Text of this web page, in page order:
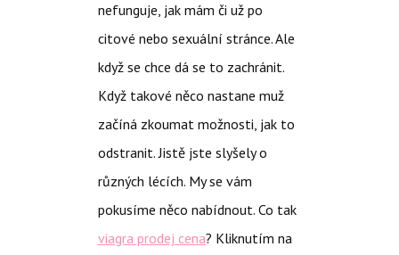
nefunguje, jak mám či už po
citové nebo sexuální stránce. Ale
když se chce dá se to zachránit.
Když takové něco nastane muž
začíná zkoumat možnosti, jak to
odstranit. Jistě jste slyšely o
různých lécích. My se vám
pokusíme něco nabídnout. Co tak
viagra prodej cena? Kliknutím na